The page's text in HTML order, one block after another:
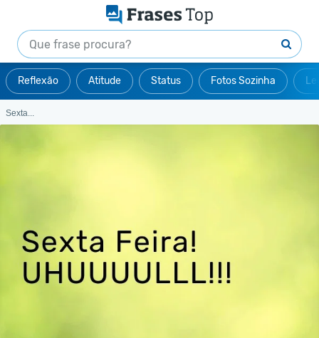
Reflexão Atitude Status Fotos Sozinha
Sexta...